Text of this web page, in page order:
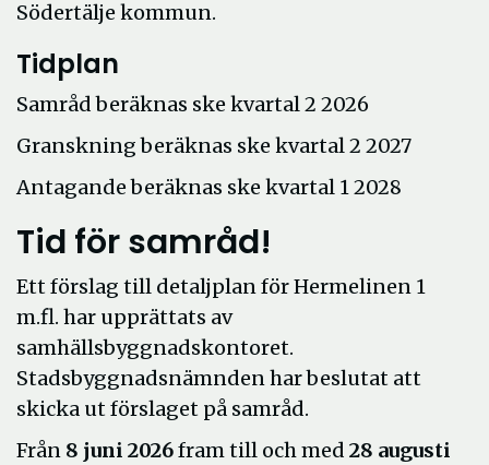
Södertälje kommun.
Tidplan
Samråd beräknas ske kvartal 2 2026
Granskning beräknas ske kvartal 2 2027
Antagande beräknas ske kvartal 1 2028
Tid för samråd!
Ett förslag till detaljplan för Hermelinen 1
m.fl. har upprättats av
samhällsbyggnadskontoret.
Stadsbyggnadsnämnden har beslutat att
skicka ut förslaget på samråd.
Från 8 juni 2026fram till och med 28 augusti